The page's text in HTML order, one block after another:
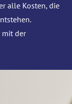
alle Kosten, die
mit der